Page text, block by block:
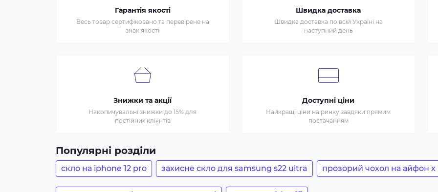
Гарантія якості
Весь товар сертифіковано та перевірене на
знак якості
Швидка доставка
Швидка доставка по всій Україні на
наступний день
Знижки та акції
Накопичувальні знижки до 15% для
постійних клієнтів
Доступні ціни
Найкращі ціни на ринку завдяки прямим
постачанням
Популярні розділи
скло на iphone 12 pro захисне скло для samsung s22 ultra прозорий чохол на айфон x